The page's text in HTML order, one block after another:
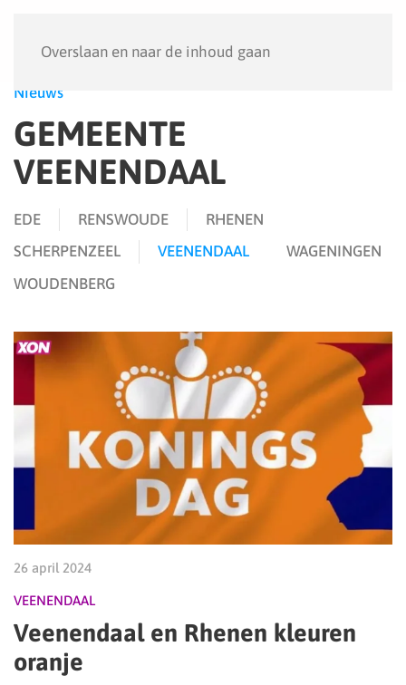
Overslaan en naar de inhoud gaan
Nieuws
GEMEENTE
VEENENDAAL
EDE RENSWOUDE
RHENEN
SCHERPENZEEL
VEENENDAAL
WAGENINGEN
WOUDENBERG
26 april 2024
VEENENDAAL
Veenendaal en Rhenen kleuren
oranje